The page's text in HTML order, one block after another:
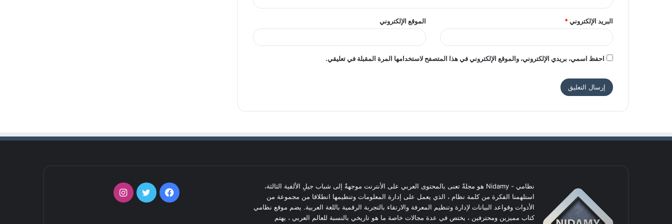
البريد الإلكتروني* الموقع الإلكتروني
احفظ اسمي، بريدي الإلكتروني، والموقع الإلكتروني في هذا المتصفح لاستخدامها المرة المقبلة في تعليقي.
نظامي - Nidamy هو مجلةٌ تعنى بالمحتوى العربي على الأنترنت موجهةٌ إلى شباب جيلِ الألفية الثالثة،
استلهمنا الفكرة من كلمة نظام ، الذي يعمل على إدارة المعلومات وتنظيمها انطلاقا من مجموعة من
الأدوات وقواعد البيانات لإدارة وتنظيم المعرفة والارتقاء بالتجربة الرقمية باللغة العربية. يضم موقع نظامي
كتاب مميزين ومحترفين ، يختص في عدة مجالات خاصة ما هو تاريخي بالنسبة للعالم العربي ، يهتم
فيسبوكتويتر انستقرام